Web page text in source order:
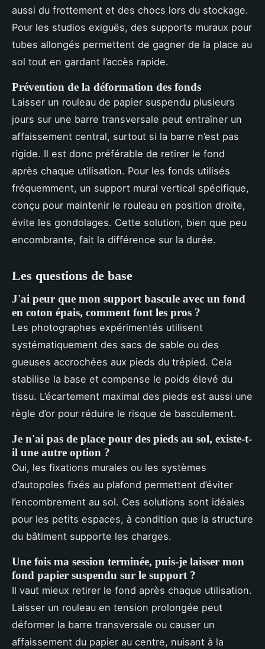
aussi du frottement et des chocs lors du stockage.
Pour les studios exiguës, des supports muraux pour
tubes allongés permettent de gagner de la place au
sol tout en gardant l’accès rapide.
Prévention de la déformation des fonds
Laisser un rouleau de papier suspendu plusieurs
jours sur une barre transversale peut entraîner un
affaissement central, surtout si la barre n’est pas
rigide. Il est donc préférable de retirer le fond
après chaque utilisation. Pour les fonds utilisés
fréquemment, un support mural vertical spécifique,
conçu pour maintenir le rouleau en position droite,
évite les gondolages. Cette solution, bien que peu
encombrante, fait la différence sur la durée.
Les questions de base
J'ai peur que mon support bascule avec un fond
en coton épais, comment font les pros ?
Les photographes expérimentés utilisent
systématiquement des sacs de sable ou des
gueuses accrochées aux pieds du trépied. Cela
stabilise la base et compense le poids élevé du
tissu. L’écartement maximal des pieds est aussi une
règle d’or pour réduire le risque de basculement.
Je n'ai pas de place pour des pieds au sol, existe-t-
il une autre option ?
Oui, les fixations murales ou les systèmes
d’autopoles fixés au plafond permettent d’éviter
l’encombrement au sol. Ces solutions sont idéales
pour les petits espaces, à condition que la structure
du bâtiment supporte les charges.
Une fois ma session terminée, puis-je laisser mon
fond papier suspendu sur le support ?
Il vaut mieux retirer le fond après chaque utilisation.
Laisser un rouleau en tension prolongée peut
déformer la barre transversale ou causer un
affaissement du papier au centre, nuisant à la